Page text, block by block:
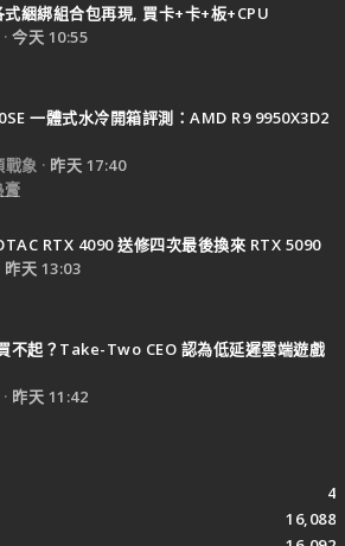
式綑綁組合包再現, 買卡+卡+板+CPU
今天 10:55
一體式水冷開箱評測：AMD R9 9950X3D2
戰象
昨天 17:40
膏
RTX 4090 送修四次最後換來 RTX 5090
昨天 13:03
不起？Take-Two CEO 認為低延遲雲端遊戲
昨天 11:42
4
16,088